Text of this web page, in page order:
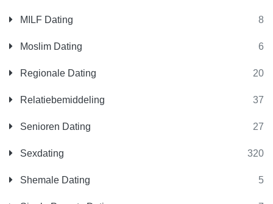
MILF Dating 8
Moslim Dating 6
Regionale Dating 20
Relatiebemiddeling 37
Senioren Dating 27
Sexdating 320
Shemale Dating 5